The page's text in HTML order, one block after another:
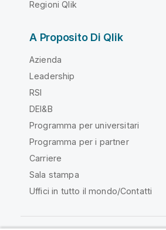
Regioni Qlik
A Proposito Di Qlik
Azienda
Leadership
RSI
DEI&B
Programma per universitari
Programma per i partner
Carriere
Sala stampa
Uffici in tutto il mondo/Contatti